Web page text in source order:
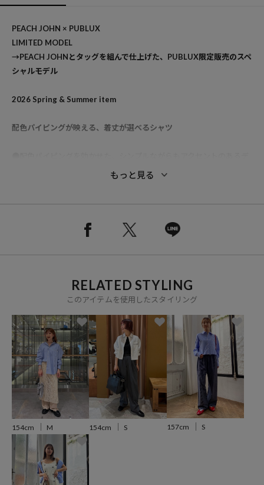
PEACH JOHN × PUBLUX
LIMITED MODEL
→PEACH JOHNとタッグを組んで仕上げた、PUBLUX限定販売のスペ
シャルモデル
2026 Spring & Summer item
配色パイピングが映える、着丈が選べるシャツ
●羽織としても使える、着回し力の高い1着
Sサイズ：コンパクトに着られるショート丈
◆おすすめコーディネート
ショート丈はハイウエストボトムと合わせてバランス良く、スタイル
アップ効果も◎
レギュラー丈はデニムやスラックスと合わせて、ラフに羽織るスタイ
リングがおすすめ。
ボタンを開けて軽く羽織ることで、抜け感のある着こなしが楽しめま
す。
※こちらの商品は、弊社管理上のカラーを表記しております為、タグ
もっと見る
RELATED STYLING
このアイテムを使用したスタイリング
154cm M 154cm S 157cm S